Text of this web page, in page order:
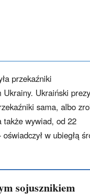
przekaźniki
Ukraiński
sama, albo
także wywiad, od 22
w ubiegłą
sojusznikiem